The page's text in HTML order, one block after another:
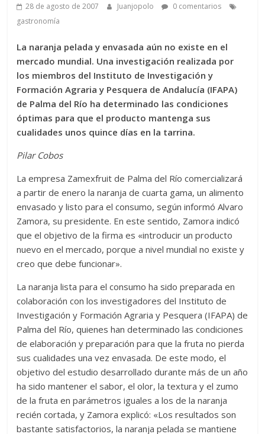
28 de agosto de 2007 Juanjopolo
0 comentarios
gastronomía
La naranja pelada y envasada aún no existe en el
mercado mundial. Una investigación realizada por
los miembros del Instituto de Investigación y
Formación Agraria y Pesquera de Andalucía (IFAPA)
de Palma del Río ha determinado las condiciones
óptimas para que el producto mantenga sus
cualidades unos quince días en la tarrina.
Pilar Cobos
La empresa Zamexfruit de Palma del Río comercializará
a partir de enero la naranja de cuarta gama, un alimento
envasado y listo para el consumo, según informó Alvaro
Zamora, su presidente. En este sentido, Zamora indicó
que el objetivo de la firma es «introducir un producto
nuevo en el mercado, porque a nivel mundial no existe y
creo que debe funcionar».
La naranja lista para el consumo ha sido preparada en
colaboración con los investigadores del Instituto de
Investigación y Formación Agraria y Pesquera (IFAPA) de
Palma del Río, quienes han determinado las condiciones
de elaboración y preparación para que la fruta no pierda
sus cualidades una vez envasada. De este modo, el
objetivo del estudio desarrollado durante más de un año
ha sido mantener el sabor, el olor, la textura y el zumo
de la fruta en parámetros iguales a los de la naranja
recién cortada, y Zamora explicó: «Los resultados son
bastante satisfactorios, la naranja pelada se mantiene